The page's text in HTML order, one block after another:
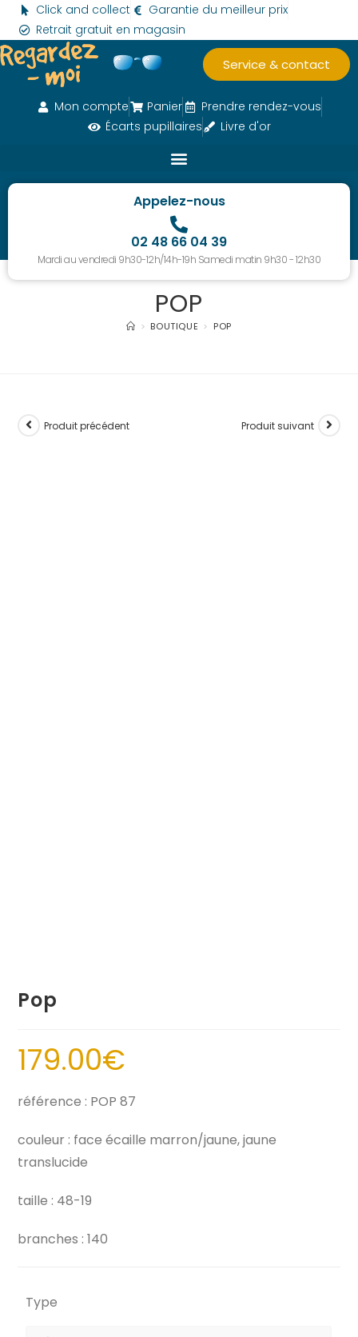
Click and collect
Garantie du meilleur prix
Retrait gratuit en magasin
Service & contact
Mon compte Panier
Prendre rendez-vous
Écarts pupillaires
Livre d'or
Appelez-nous
02 48 66 04 39
Mardi au vendredi 9h30-12h/14h-19h Samedi matin 9h30 - 12h30
POP
> BOUTIQUE > POP
Produit précédent Produit suivant
Pop
179.00€
référence : POP 87
couleur : face écaille marron/jaune, jaune
translucide
taille : 48-19
branches : 140
Type